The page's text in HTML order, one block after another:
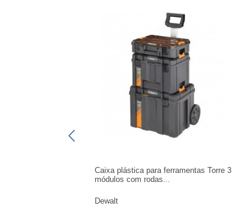
Caixa plástica para ferramentas Torre 3
módulos com rodas...
Dewalt